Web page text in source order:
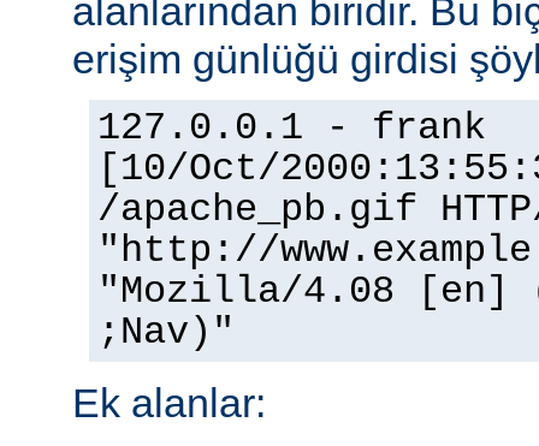
alanlarından biridir. Bu
erişim günlüğü girdisi
127.0.0.1 - frank
[10/Oct/
/apache_pb.gif
"http://
"Mozilla/4.08 [en]
;Nav)"
Ek alanlar: